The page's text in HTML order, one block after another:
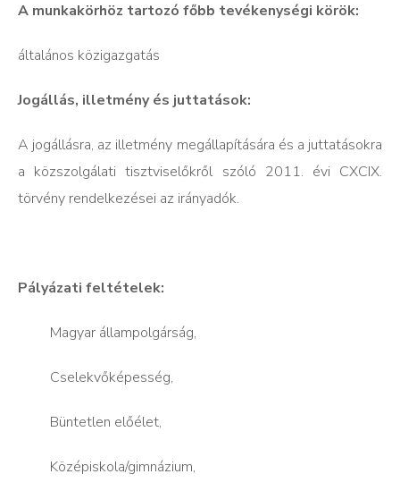
A munkakörhöz tartozó főbb tevékenységi körök:
általános közigazgatás
Jogállás, illetmény és juttatások:
A jogállásra, az illetmény megállapítására és a juttatásokra
a közszolgálati tisztviselőkről szóló 2011. évi CXCIX.
törvény rendelkezései az irányadók.
Pályázati feltételek:
 Magyar állampolgárság,
 Cselekvőképesség,
 Büntetlen előélet,
 Középiskola/gimnázium,